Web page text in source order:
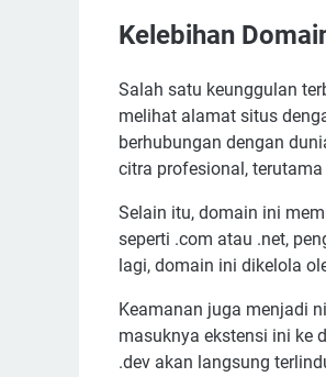
Kelebihan
Salah satu keunggulan
melihat alamat situs
berhubungan dengan
citra profesional,
Selain itu, domain ini
seperti .com atau .net,
lagi, domain ini dikelola
Keamanan juga menjadi
masuknya ekstensi ini ke
.dev akan langsung